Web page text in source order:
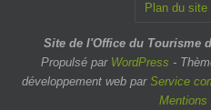
Plan du site
Site de l'Office du Tourisme
Propulsé par WordPress -
développement web par Service
Mentions